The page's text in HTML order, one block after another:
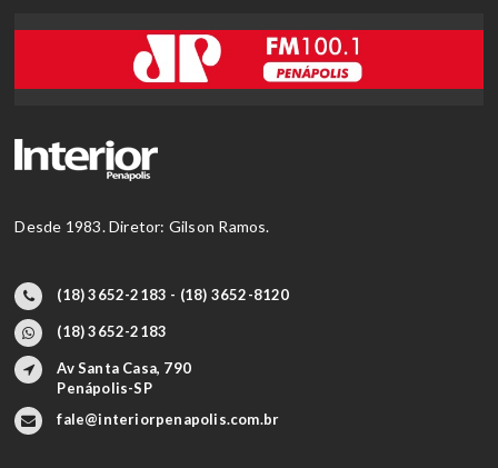
Desde 1983. Diretor: Gilson Ramos.
(18) 3652-2183 - (18) 3652-8120
(18) 3652-2183
Av Santa Casa, 790
Penápolis-SP
fale@interiorpenapolis.com.br